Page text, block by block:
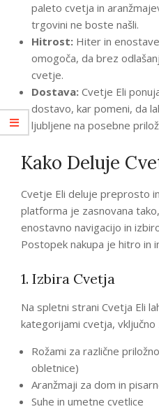
paleto cvetja in
trgovini ne boste našli.
Hitrost: Hiter in
omogoča, da brez
cvetje.
Dostava: Cvetje Eli
dostavo, kar pomeni, da
ljubljene na posebne
Kako Deluje
Cvetje Eli deluje preprosto
platforma je zasnovana
enostavno navigacijo in
Postopek nakupa je hitro in
1. Izbira Cvetja
Na spletni strani Cvetja Eli
kategorijami cvetja, vključno
Rožami za različne
obletnice)
Aranžmaji za dom in
Suhe in umetne cvetlice